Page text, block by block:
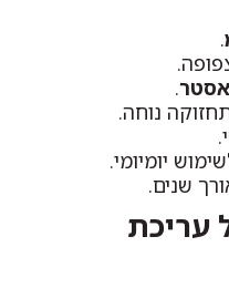
.
.
נוחה.
יומיומי.
שנים.
עריכת